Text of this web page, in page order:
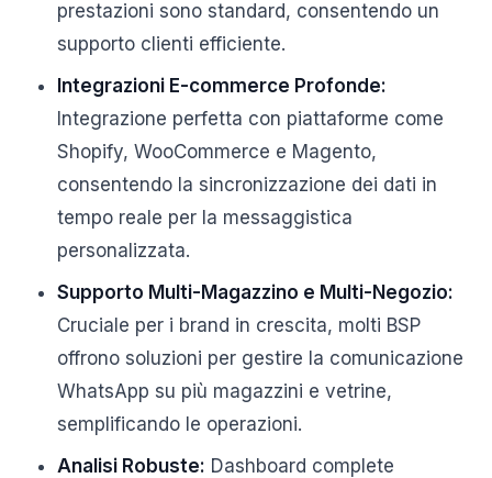
prestazioni sono standard, consentendo un
supporto clienti efficiente.
Integrazioni E-commerce Profonde:
Integrazione perfetta con piattaforme come
Shopify, WooCommerce e Magento,
consentendo la sincronizzazione dei dati in
tempo reale per la messaggistica
personalizzata.
Supporto Multi-Magazzino e Multi-Negozio:
Cruciale per i brand in crescita, molti BSP
offrono soluzioni per gestire la comunicazione
WhatsApp su più magazzini e vetrine,
semplificando le operazioni.
Analisi Robuste: Dashboard complete